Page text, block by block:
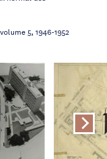
5, 1946-1952